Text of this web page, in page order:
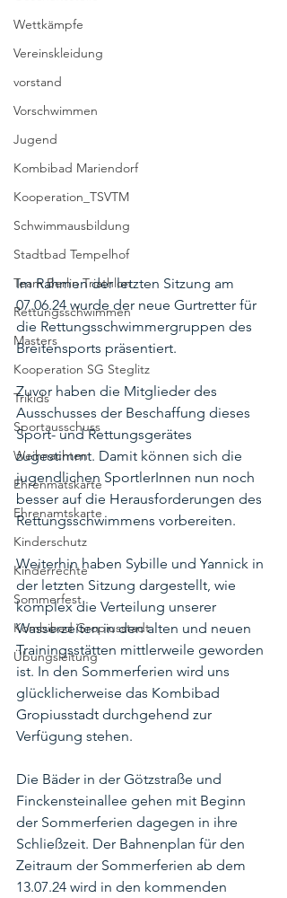
Wettkämpfe
Vereinskleidung
vorstand
Vorschwimmen
Jugend
Kombibad Mariendorf
Kooperation_TSVTM
Schwimmausbildung
Stadtbad Tempelhof
Team Berlin Triathlon
Rettungsschwimmen
Masters
Kooperation SG Steglitz
Trikids
Sportausschuss
Weihnachten
Ehrenmatskarte
Ehrenamtskarte
Kinderschutz
Kinderrechte
Sommerfest
Kombibad Gropiusstadt
Übungsleitung
Im Rahmen der letzten Sitzung am
07.06.24 wurde der neue Gurtretter für
die Rettungsschwimmergruppen des
Breitensports präsentiert.
Zuvor haben die Mitglieder des
Ausschusses der Beschaffung dieses
Sport- und Rettungsgerätes
zugestimmt. Damit können sich die
jugendlichen SportlerInnen nun noch
besser auf die Herausforderungen des
Rettungsschwimmens vorbereiten.
Weiterhin haben Sybille und Yannick in
der letzten Sitzung dargestellt, wie
komplex die Verteilung unserer
Wasserzeiten in den alten und neuen
Trainingsstätten mittlerweile geworden
ist. In den Sommerferien wird uns
glücklicherweise das Kombibad
Gropiusstadt durchgehend zur
Verfügung stehen.
Die Bäder in der Götzstraße und
Finckensteinallee gehen mit Beginn
der Sommerferien dagegen in ihre
Schließzeit. Der Bahnenplan für den
Zeitraum der Sommerferien ab dem
13.07.24 wird in den kommenden